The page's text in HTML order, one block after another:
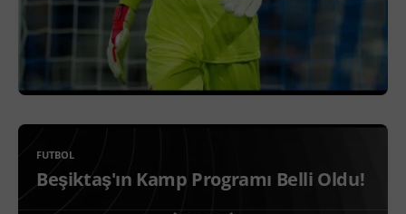
FUTBOL
Beşiktaş'ın Kamp Programı Belli Oldu!